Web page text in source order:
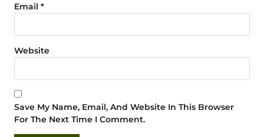
Email *
Website
Save My Name, Email, And Website In This Browser
For The Next Time I Comment.